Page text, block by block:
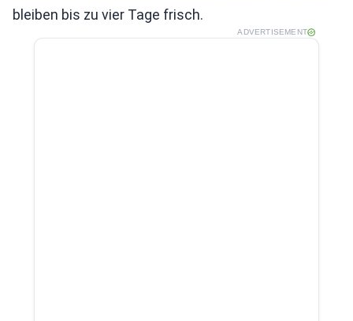
bleiben bis zu vier Tage frisch.
ADVERTISEMENT